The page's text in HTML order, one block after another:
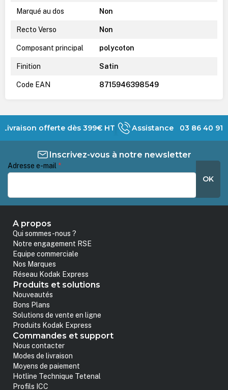
Marqué au dos Non
Recto Verso Non
Composant principal polycoton
Finition Satin
Code EAN 8715946398549
Livraison offerte dès 399€ HT Assistance 03 86 40 91
Inscrivez-vous à notre newsletter
Adresse e-mail *
OK
A propos
Qui sommes-nous ?
Notre engagement RSE
Equipe commerciale
Nos Marques
Réseau Kodak Express
Produits et solutions
Nouveautés
Bons Plans
Solutions de vente en ligne
Produits Kodak Express
Commandes et support
Nous contacter
Modes de livraison
Moyens de paiement
Hotline Technique Tetenal
Profils ICC